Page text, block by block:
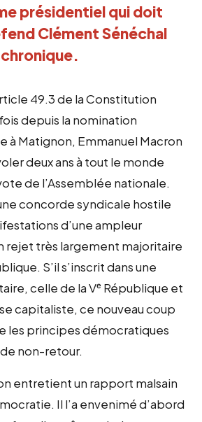
présidentiel qui doit
Clément Sénéchal
49.3 de la Constitution
depuis la nomination
à Matignon, Emmanuel Macron
deux ans à tout le monde
de l’Assemblée nationale.
concorde syndicale hostile
d’une ampleur
rejet très largement majoritaire
S’il s’inscrit dans une
celle de la Vᵉ République et
capitaliste, ce nouveau coup
les principes démocratiques
non-retour.
entretient un rapport malsain
Il l’a envenimé d’abord